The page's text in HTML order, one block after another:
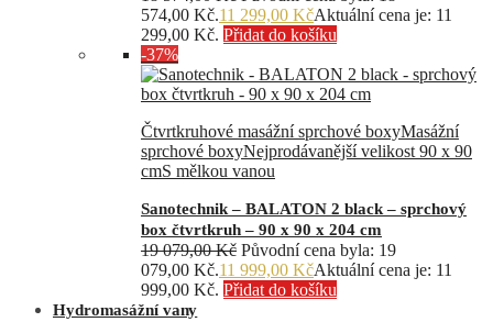
574,00 Kč.11 299,00 KčAktuální cena je: 11
299,00 Kč. Přidat do košíku
-37%
Čtvrtkruhové masážní sprchové boxyMasážní
sprchové boxyNejprodávanější velikost 90 x 90
cmS mělkou vanou
Sanotechnik – BALATON 2 black – sprchový
box čtvrtkruh – 90 x 90 x 204 cm
19 079,00Kč Původní cena byla: 19
079,00 Kč.11 999,00 KčAktuální cena je: 11
999,00 Kč. Přidat do košíku
Hydromasážní vany